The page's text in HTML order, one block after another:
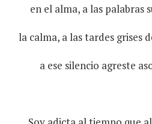
en el alma, a las palabras
la calma, a las tardes grises
a ese silencio agreste